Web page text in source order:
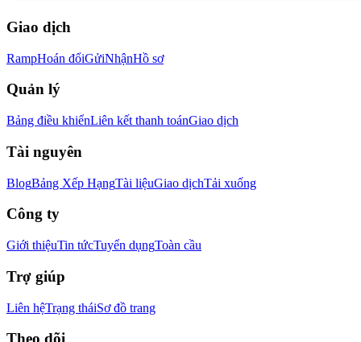
Giao dịch
RampHoán đổiGửiNhậnHồ sơ
Quản lý
Bảng điều khiểnLiên kết thanh toánGiao dịch
Tài nguyên
BlogBảng Xếp HạngTài liệuGiao dịchTải xuống
Công ty
Giới thiệuTin tứcTuyển dụngToàn cầu
Trợ giúp
Liên hệTrạng tháiSơ đồ trang
Theo dõi